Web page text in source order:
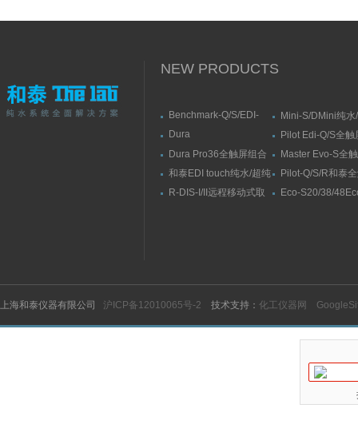
NEW PRODUCTS
Benchmark-Q/S/EDI-
直供水纯水/超纯水机
Mini-S/DMini纯水
水机
Dura
触屏智能型超纯水系统
Pilot Edi-Q/S全触
式纯水/超纯水系
Dura Pro36全触屏组合
式超纯水系统
Master Evo-S全
流量纯水/超纯水
和泰EDI touch纯水/超纯
水机
Pilot-Q/S/R和泰
纯水/超纯水机
R-DIS-I/II远程移动式取
Eco-S20/38/
上海和泰仪器有限公司 沪ICP备12010065号-2 技术支持： 化工仪器网